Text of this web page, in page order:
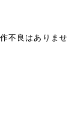
不良はありませ